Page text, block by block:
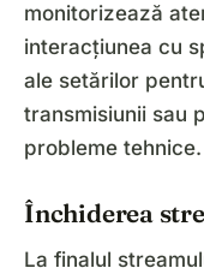
monitorizează
interacțiunea cu
ale setărilor
transmisiunii sau
probleme tehnice.
Închiderea
La finalul